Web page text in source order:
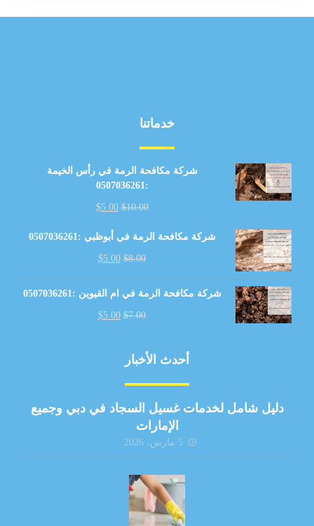
خدماتنا
شركة مكافحة الرمة في رأس الخيمة
:0507036261
$10.00
$5.00
شركة مكافحة الرمة في أبوظبي :0507036261
$8.00
$5.00
شركة مكافحة الرمة في ام القيوين :0507036261
$7.00
$5.00
أحدث الأخبار
دليل شامل لخدمات غسيل السجاد في دبي وجميع
الإمارات
5 مارس، 2026